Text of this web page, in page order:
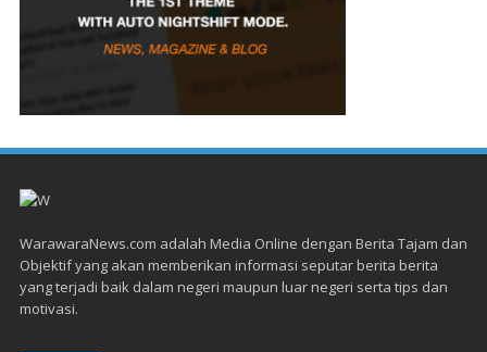
WarawaraNews.com adalah Media Online dengan Berita Tajam dan
Objektif yang akan memberikan informasi seputar berita berita
yang terjadi baik dalam negeri maupun luar negeri serta tips dan
motivasi.